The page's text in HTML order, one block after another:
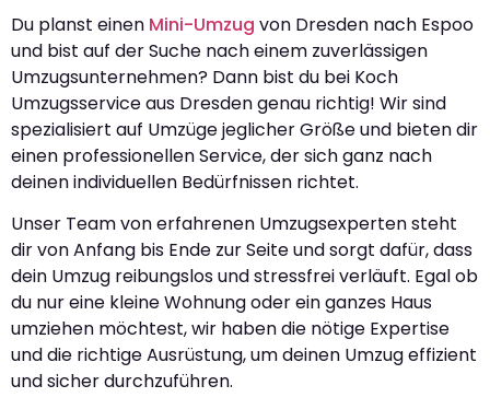
Du planst einen Mini-Umzug von Dresden nach Espoo
und bist auf der Suche nach einem zuverlässigen
Umzugsunternehmen? Dann bist du bei Koch
Umzugsservice aus Dresden genau richtig! Wir sind
spezialisiert auf Umzüge jeglicher Größe und bieten dir
einen professionellen Service, der sich ganz nach
deinen individuellen Bedürfnissen richtet.
Unser Team von erfahrenen Umzugsexperten steht
dir von Anfang bis Ende zur Seite und sorgt dafür, dass
dein Umzug reibungslos und stressfrei verläuft. Egal ob
du nur eine kleine Wohnung oder ein ganzes Haus
umziehen möchtest, wir haben die nötige Expertise
und die richtige Ausrüstung, um deinen Umzug effizient
und sicher durchzuführen.